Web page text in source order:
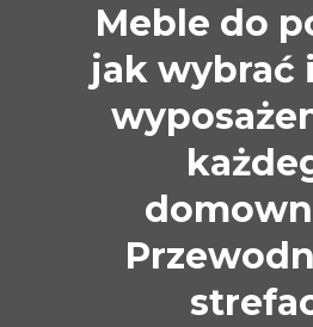
Meble do
jak wybrać